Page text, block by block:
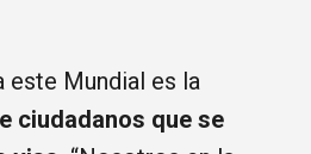
este Mundial es la
ciudadanos que se